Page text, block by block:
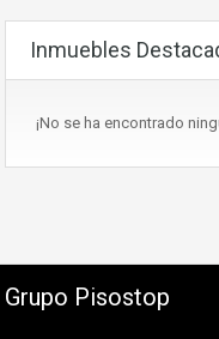
Inmuebles
¡No se ha encontrado
Grupo Pisostop